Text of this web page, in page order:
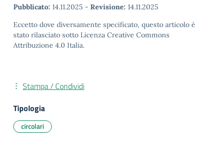
Pubblicato: 14.11.2025 - Revisione: 14.11.2025
Eccetto dove diversamente specificato, questo articolo è
stato rilasciato sotto Licenza Creative Commons
Attribuzione 4.0 Italia.
Stampa / Condividi
Tipologia
circolari